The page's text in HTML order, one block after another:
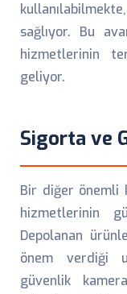
sağlıyor. Bu
hizmetlerinin
geliyor.
Sigorta ve
Bir diğer önemli
hizmetlerinin
Depolanan
önem verdiği
güvenlik